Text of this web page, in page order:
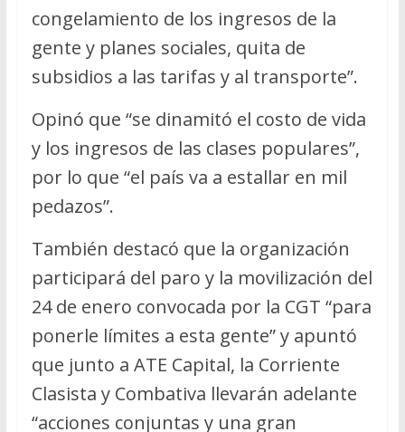
congelamiento de los ingresos de la
gente y planes sociales, quita de
subsidios a las tarifas y al transporte”.
Opinó que “se dinamitó el costo de vida
y los ingresos de las clases populares”,
por lo que “el país va a estallar en mil
pedazos”.
También destacó que la organización
participará del paro y la movilización del
24 de enero convocada por la CGT “para
ponerle límites a esta gente” y apuntó
que junto a ATE Capital, la Corriente
Clasista y Combativa llevarán adelante
“acciones conjuntas y una gran